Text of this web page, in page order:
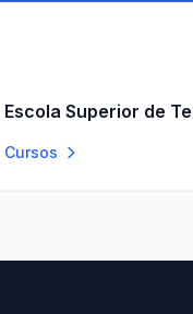
Escola Superior de
Cursos